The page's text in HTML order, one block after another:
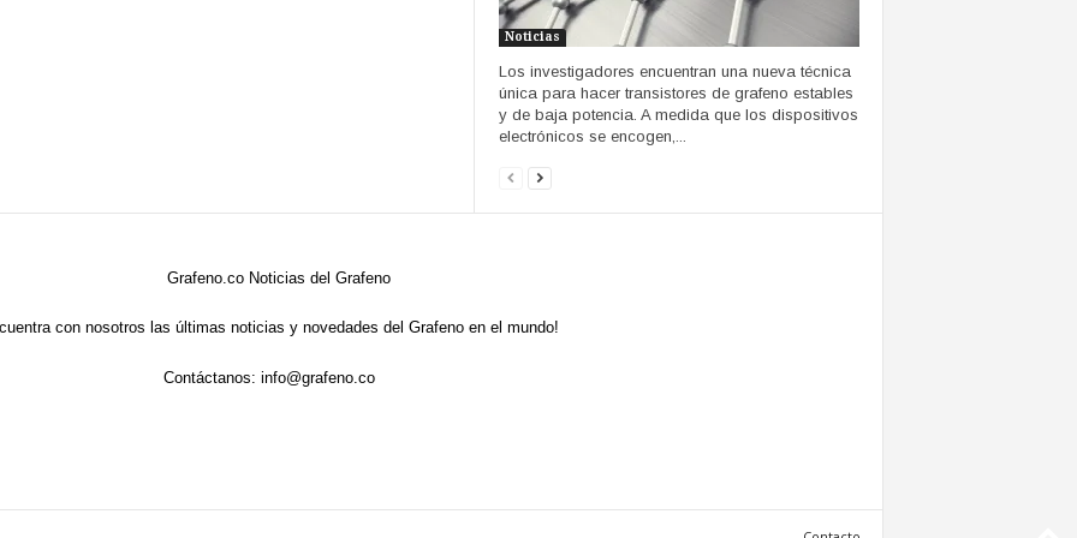
Noticias
Los investigadores encuentran una nueva técnica
única para hacer transistores de grafeno estables
y de baja potencia. A medida que los dispositivos
electrónicos se encogen,...
con nosotros las últimas noticias y novedades del Grafeno en el mundo!
Contáctanos: info@grafeno.co